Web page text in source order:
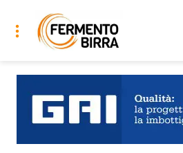
Menu